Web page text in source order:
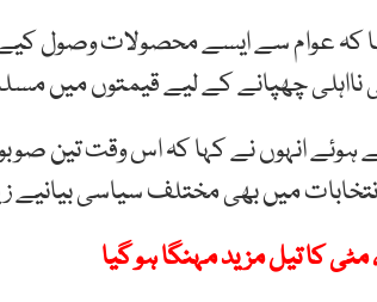
کہ عوام سے ایسے محصولات وصول
نااہلی چھپانے کے لیے قیمتوں میں
انہوں نے کہا کہ اس وقت تین
میں بھی مختلف سیاسی بیانیے
کا تیل مزید مہنگا ہو گیا